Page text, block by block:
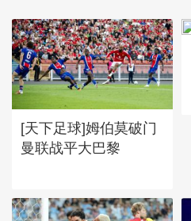
[天下足球]姆伯莫破门
曼联战平大巴黎